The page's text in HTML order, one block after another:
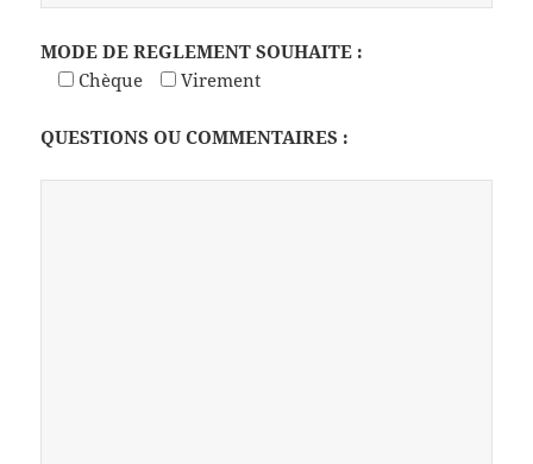
MODE DE REGLEMENT SOUHAITE :
Chèque
Virement
QUESTIONS OU COMMENTAIRES :